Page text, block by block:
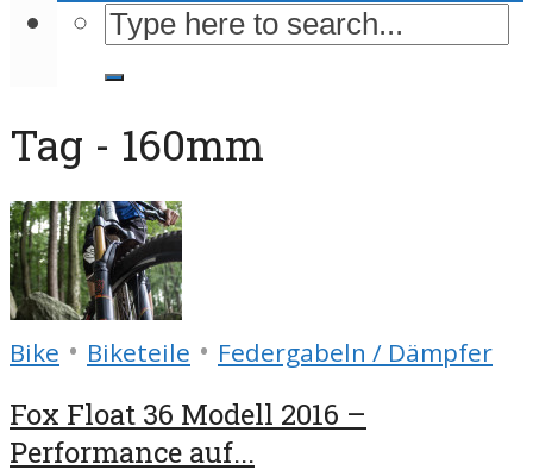
Tag - 160mm
Bike • Biketeile • Federgabeln / Dämpfer
Fox Float 36 Modell 2016 –
Performance auf...